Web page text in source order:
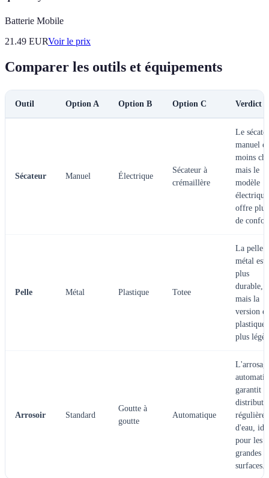
Batterie Mobile
21.49 EURVoir le prix
Comparer les outils et équipements
Outil Option A Option B Option C Verdict
Sécateur Manuel Électrique
Sécateur à
crémaillère
Le
manuel
moins
mais le
modèle
électrique
offre plus
de
Pelle Métal Plastique Totee
La pelle
métal est
plus
durable,
mais la
version
plastique
plus
Arrosoir Standard
Goutte à
goutte
Automatique
garantit
régulière
d'eau,
pour les
grandes
surfaces.